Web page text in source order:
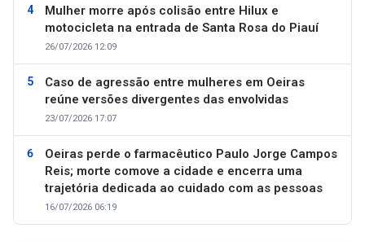
Mulher morre após colisão entre Hilux e
motocicleta na entrada de Santa Rosa do Piauí
26/07/2026 12:09
Caso de agressão entre mulheres em Oeiras
reúne versões divergentes das envolvidas
23/07/2026 17:07
Oeiras perde o farmacêutico Paulo Jorge Campos
Reis; morte comove a cidade e encerra uma
trajetória dedicada ao cuidado com as pessoas
16/07/2026 06:19